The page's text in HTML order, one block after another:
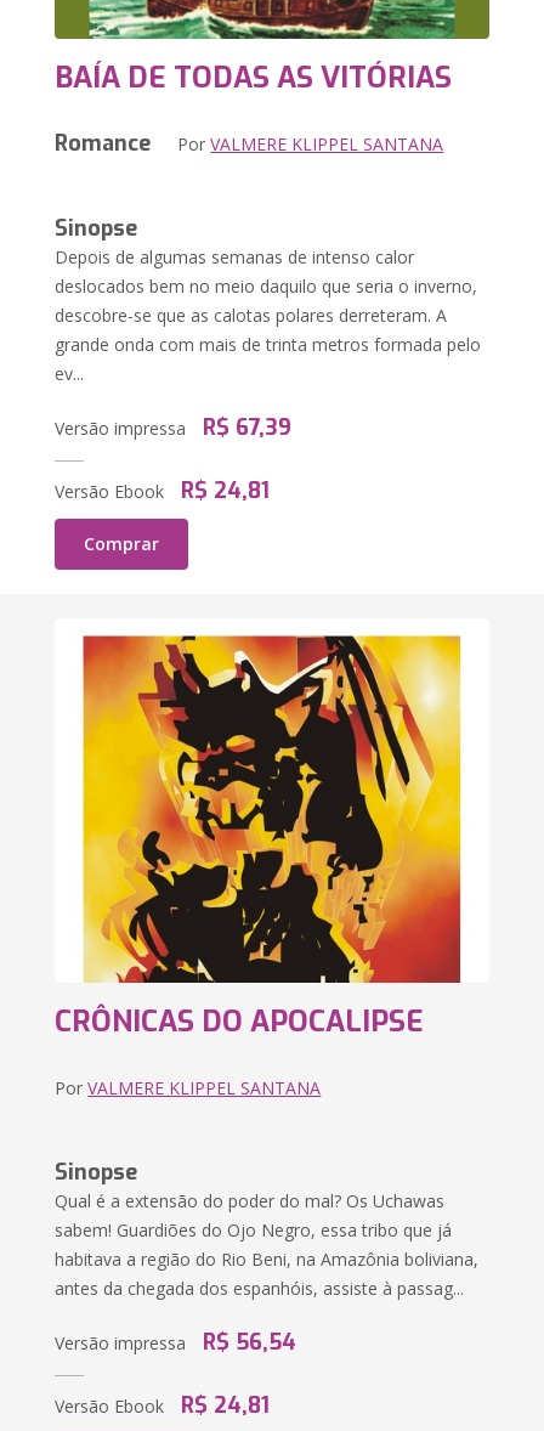
BAÍA DE TODAS AS VITÓRIAS
Romance PorVALMERE KLIPPEL SANTANA
Sinopse
Depois de algumas semanas de intenso calor
deslocados bem no meio daquilo que seria o inverno,
descobre-se que as calotas polares derreteram. A
grande onda com mais de trinta metros formada pelo
ev...
Versão impressa R$ 67,39
Versão Ebook R$ 24,81
Comprar
CRÔNICAS DO APOCALIPSE
PorVALMERE KLIPPEL SANTANA
Sinopse
Qual é a extensão do poder do mal? Os Uchawas
sabem! Guardiões do Ojo Negro, essa tribo que já
habitava a região do Rio Beni, na Amazônia boliviana,
antes da chegada dos espanhóis, assiste à passag...
Versão impressa R$ 56,54
Versão Ebook R$ 24,81